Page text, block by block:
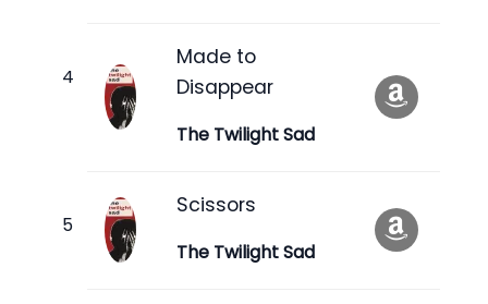
Made to
Disappear
The Twilight Sad
Scissors
The Twilight Sad